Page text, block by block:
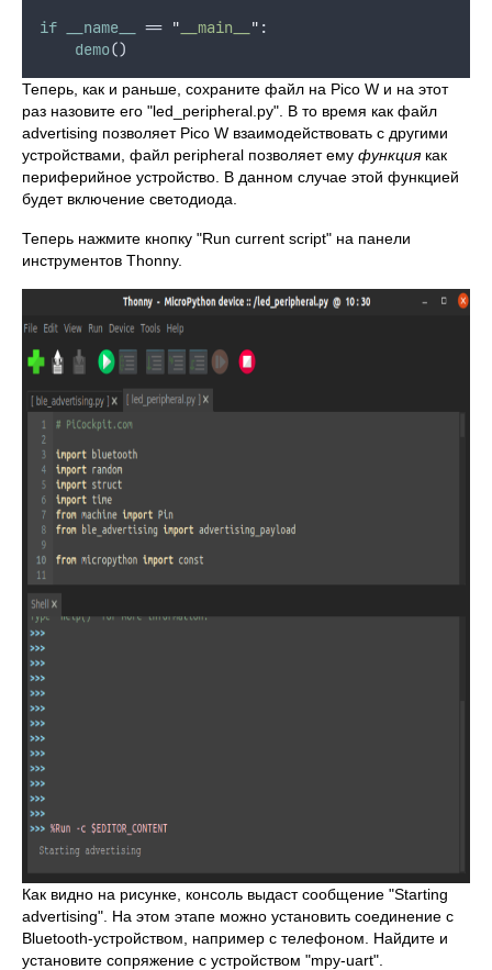
if __name__ == " __main__ " :
demo()
Теперь, как и раньше, сохраните файл на Pico W и на этот
раз назовите его "led_peripheral.py". В то время как файл
advertising позволяет Pico W взаимодействовать с другими
устройствами, файл peripheral позволяет ему функциякак
периферийное устройство. В данном случае этой функцией
будет включение светодиода.
Теперь нажмите кнопку "Run current script" на панели
инструментов Thonny.
Как видно на рисунке, консоль выдаст сообщение "Starting
advertising". На этом этапе можно установить соединение с
Bluetooth-устройством, например с телефоном. Найдите и
установите сопряжение с устройством "mpy-uart".